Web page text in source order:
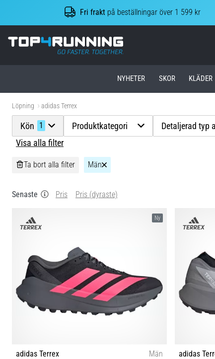
Fri frakt på beställningar över 1 599 kr
Top4Running.se
NYHETER SKOR KLÄDER
Löpning adidas Terrex
Kön 1 Produktkategori Detaljerad typ
Visa alla filter
Ta bort alla filter Män
Senaste Pris Pris (dyraste)
Ny
adidas Terrex
Män
adidas